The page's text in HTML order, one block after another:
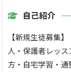
自己紹介
【新規生徒募集
人・保護者レッ
方・自宅学習・